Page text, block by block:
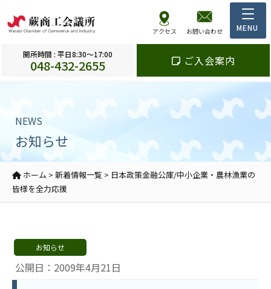
アクセス お問い合わせ
開所時間 : 平日8:30～17:00
048-432-2655 ご入会案内
NEWS
お知らせ
ホーム > 新着情報一覧 > 日本政策金融公庫/中小企業・農林漁業の
皆様を全力応援
公開日：2009年4月21日
お知らせ